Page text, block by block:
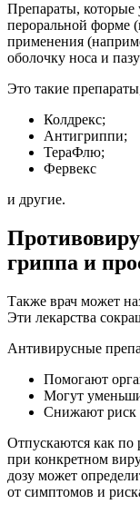
Препараты, которые
пероральной форме
применения
оболочку носа и
Это такие
Колдрекс;
Антигриппи;
ТераФлю;
Фервекс
и другие.
гриппа и
Также врач может
Эти лекарства
Антивирусные
Помогают
Могут
Снижают риск
Отпускаются как по
при конкретном
дозу может
от симптомов и